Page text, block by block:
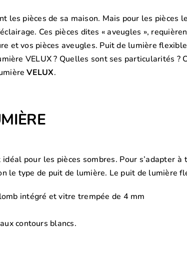
les pièces de sa maison. Mais pour les pièces
Ces pièces dites « aveugles »,
et vos pièces aveugles. Puit de lumière
VELUX ? Quelles sont ses particularités ?
VELUX.
pour les pièces sombres. Pour s’adapter
le type de puit de lumière. Le puit de lumière
intégré et vitre trempée de 4 mm
contours blancs.